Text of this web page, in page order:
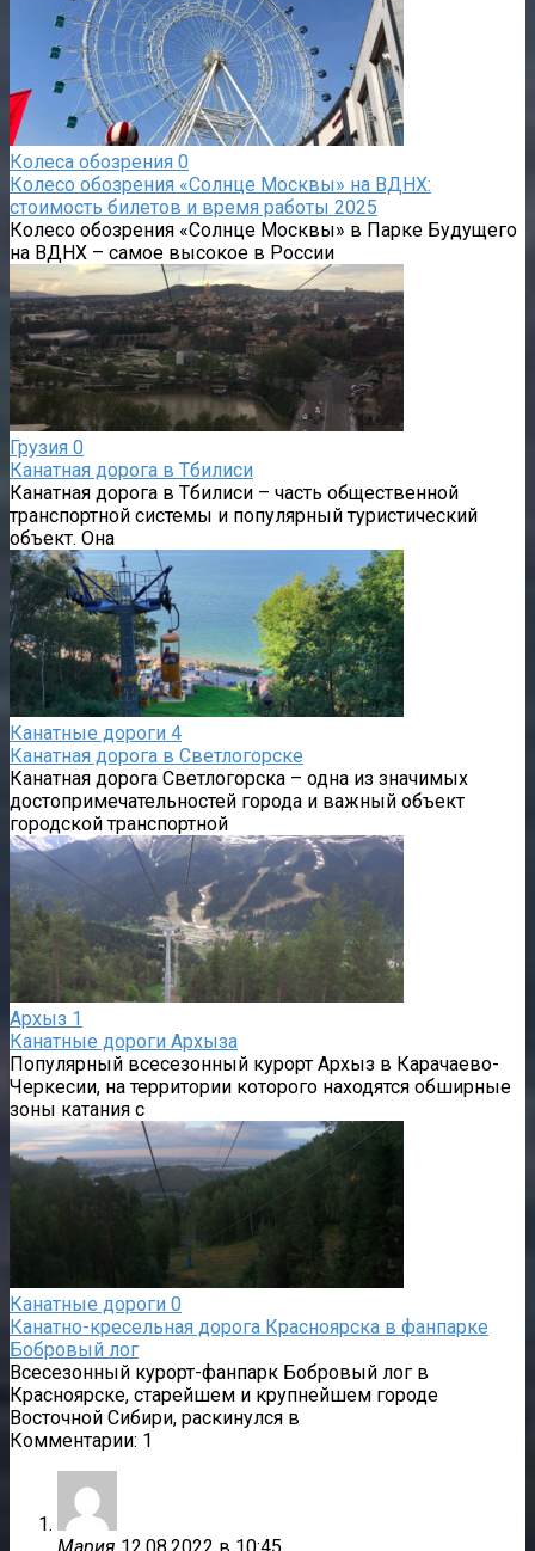
Колеса обозрения 0
Колесо обозрения «Солнце Москвы» на ВДНХ:
стоимость билетов и время работы 2025
Колесо обозрения «Солнце Москвы» в Парке Будущего
на ВДНХ – самое высокое в России
Грузия 0
Канатная дорога в Тбилиси
Канатная дорога в Тбилиси – часть общественной
транспортной системы и популярный туристический
объект. Она
Канатные дороги 4
Канатная дорога в Светлогорске
Канатная дорога Светлогорска – одна из значимых
достопримечательностей города и важный объект
городской транспортной
Архыз 1
Канатные дороги Архыза
Популярный всесезонный курорт Архыз в Карачаево-
Черкесии, на территории которого находятся обширные
зоны катания с
Канатные дороги 0
Канатно-кресельная дорога Красноярска в фанпарке
Бобровый лог
Всесезонный курорт-фанпарк Бобровый лог в
Красноярске, старейшем и крупнейшем городе
Восточной Сибири, раскинулся в
Комментарии: 1